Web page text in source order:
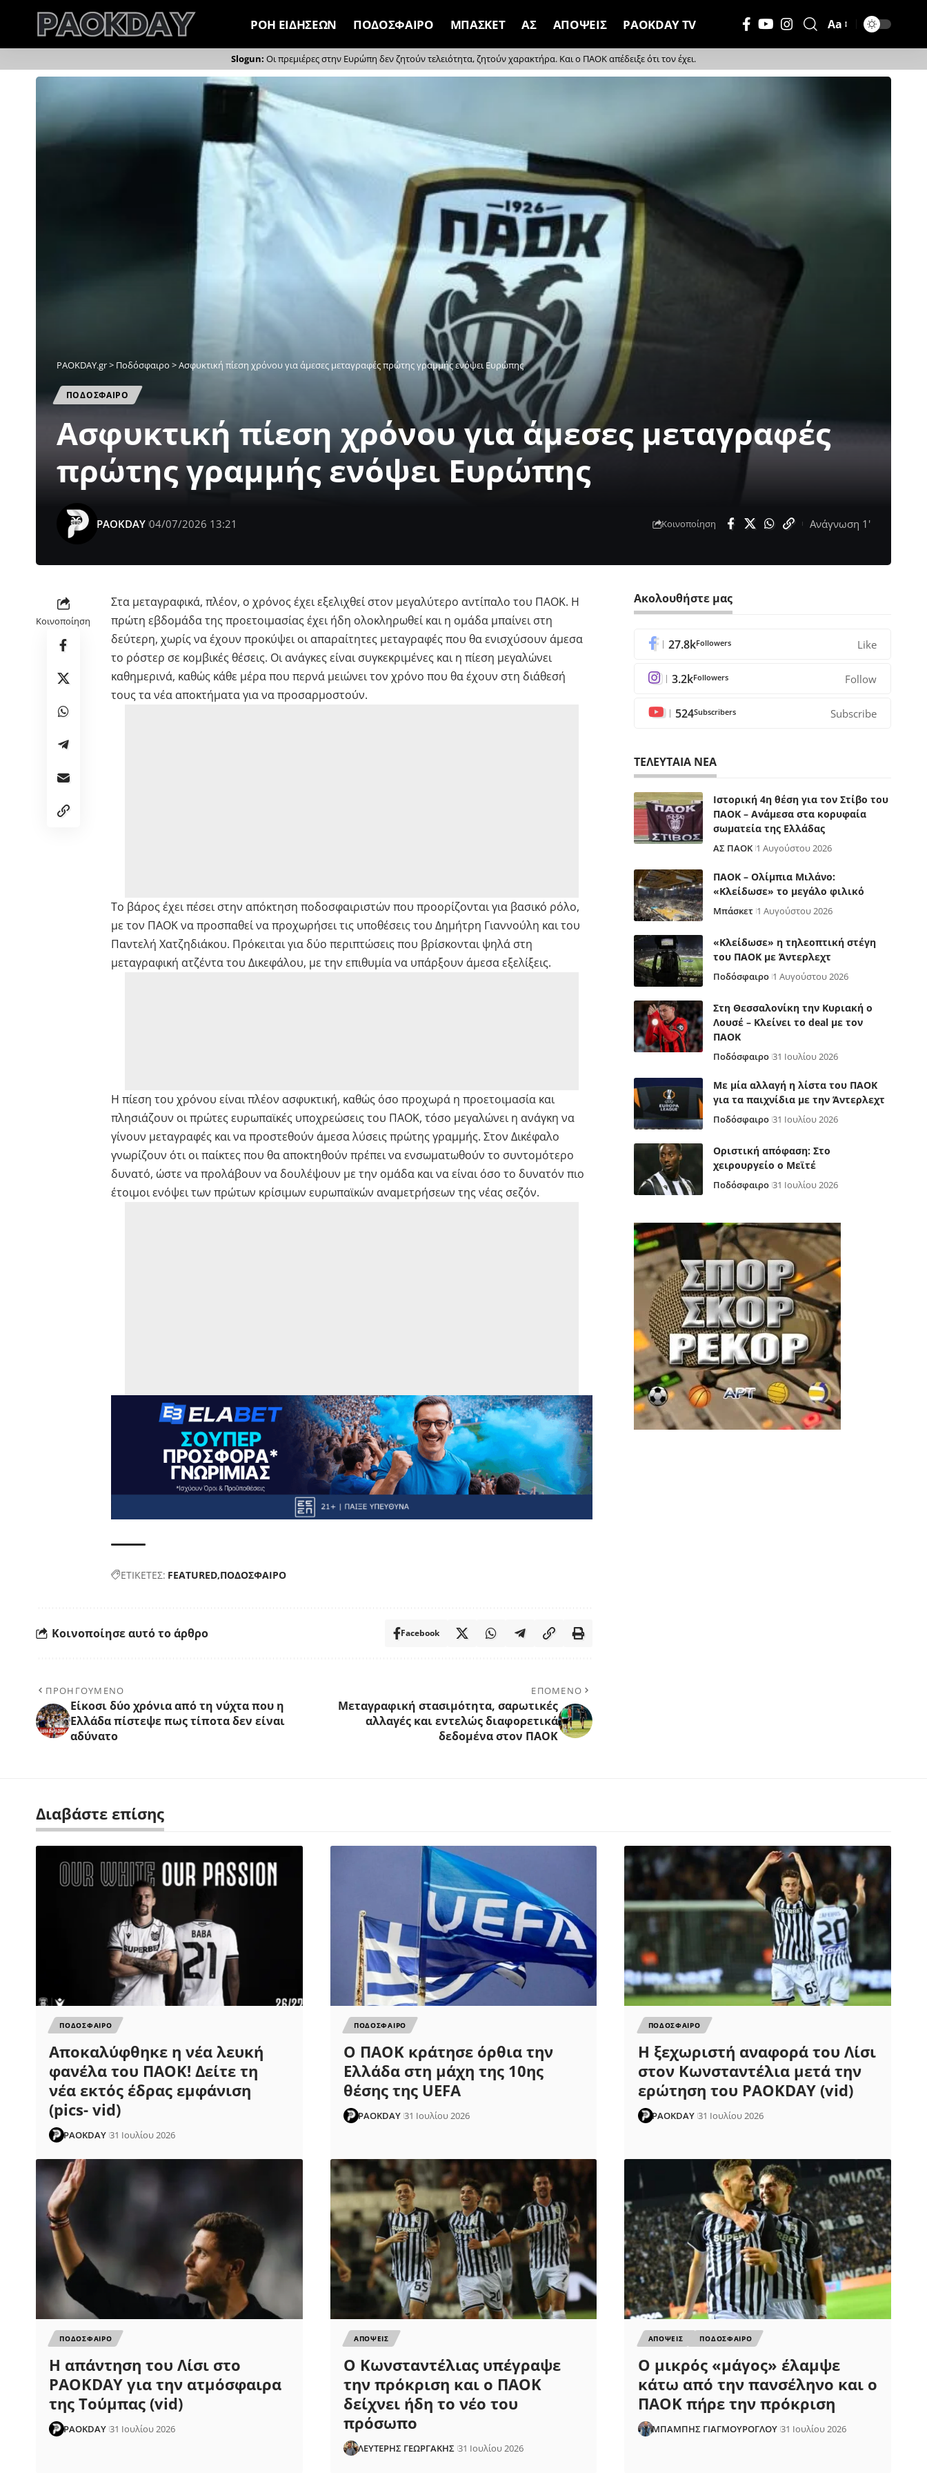
ΡΟΗ ΕΙΔΗΣΕΩΝ ΠΟΔΟΣΦΑΙΡΟ ΜΠΑΣΚΕΤ ΑΣ ΑΠΟΨΕΙΣ PAOKDAY TV
Μέγεθος
Γραμματοσειράς
Aa
Οι πρεμιέρες στην Ευρώπη δεν ζητούν τελειότητα, ζητούν χαρακτήρα. Και ο ΠΑΟΚ απέδειξε ότι τον έχει.
PAOKDAY.gr> Ποδόσφαιρο >Ασφυκτική πίεση χρόνου για άμεσες μεταγραφές πρώτης γραμμής ενόψει Ευρώπης
ΠΟΔΟΣΦΑΙΡΟ
Ασφυκτική πίεση χρόνου για άμεσες μεταγραφές
πρώτης γραμμής ενόψει Ευρώπης
PAOKDAY 04/07/2026 13:21 Κοινοποίηση Ανάγνωση 1'
Κοινοποίηση
Στα μεταγραφικά, πλέον, ο χρόνος έχει εξελιχθεί στον μεγαλύτερο αντίπαλο του ΠΑΟΚ. Η
πρώτη εβδομάδα της προετοιμασίας έχει ήδη ολοκληρωθεί και η ομάδα μπαίνει στη
δεύτερη, χωρίς να έχουν προκύψει οι απαραίτητες μεταγραφές που θα ενισχύσουν άμεσα
το ρόστερ σε κομβικές θέσεις. Οι ανάγκες είναι συγκεκριμένες και η πίεση μεγαλώνει
καθημερινά, καθώς κάθε μέρα που περνά μειώνει τον χρόνο που θα έχουν στη διάθεσή
τους τα νέα αποκτήματα για να προσαρμοστούν.
Το βάρος έχει πέσει στην απόκτηση ποδοσφαιριστών που προορίζονται για βασικό ρόλο,
με τον ΠΑΟΚ να προσπαθεί να προχωρήσει τις υποθέσεις του Δημήτρη Γιαννούλη και του
Παντελή Χατζηδιάκου. Πρόκειται για δύο περιπτώσεις που βρίσκονται ψηλά στη
μεταγραφική ατζέντα του Δικεφάλου, με την επιθυμία να υπάρξουν άμεσα εξελίξεις.
Η πίεση του χρόνου είναι πλέον ασφυκτική, καθώς όσο προχωρά η προετοιμασία και
πλησιάζουν οι πρώτες ευρωπαϊκές υποχρεώσεις του ΠΑΟΚ, τόσο μεγαλώνει η ανάγκη να
γίνουν μεταγραφές και να προστεθούν άμεσα λύσεις πρώτης γραμμής. Στον Δικέφαλο
γνωρίζουν ότι οι παίκτες που θα αποκτηθούν πρέπει να ενσωματωθούν το συντομότερο
δυνατό, ώστε να προλάβουν να δουλέψουν με την ομάδα και να είναι όσο το δυνατόν πιο
έτοιμοι ενόψει των πρώτων κρίσιμων ευρωπαϊκών αναμετρήσεων της νέας σεζόν.
ΕΤΙΚΕΤΕΣ: FEATURED ΠΟΔΟΣΦΑΙΡΟ
Κοινοποίησε αυτό το άρθρο Facebook
ΠΡΟΗΓΟΥΜΕΝΟ
Είκοσι δύο χρόνια από τη νύχτα που η
Ελλάδα πίστεψε πως τίποτα δεν είναι
αδύνατο
ΕΠΟΜΕΝΟ
Μεταγραφική στασιμότητα, σαρωτικές
αλλαγές και εντελώς διαφορετικά
δεδομένα στον ΠΑΟΚ
Ακολουθήστε μας
27.8kFollowers Like
3.2kFollowers Follow
524Subscribers Subscribe
ΤΕΛΕΥΤΑΙΑ ΝΕΑ
Ιστορική 4η θέση για τον Στίβο του
ΠΑΟΚ – Ανάμεσα στα κορυφαία
σωματεία της Ελλάδας
ΑΣ ΠΑΟΚ 1 Αυγούστου 2026
ΠΑΟΚ – Ολίμπια Μιλάνο:
«Κλείδωσε» το μεγάλο φιλικό
Μπάσκετ 1 Αυγούστου 2026
«Κλείδωσε» η τηλεοπτική στέγη
του ΠΑΟΚ με Άντερλεχτ
Ποδόσφαιρο 1 Αυγούστου 2026
Στη Θεσσαλονίκη την Κυριακή ο
Λουσέ – Κλείνει το deal με τον
ΠΑΟΚ
Ποδόσφαιρο 31 Ιουλίου 2026
Με μία αλλαγή η λίστα του ΠΑΟΚ
για τα παιχνίδια με την Άντερλεχτ
Ποδόσφαιρο 31 Ιουλίου 2026
Οριστική απόφαση: Στο
χειρουργείο ο Μεϊτέ
Ποδόσφαιρο 31 Ιουλίου 2026
Διαβάστε επίσης
ΠΟΔΟΣΦΑΙΡΟ
Αποκαλύφθηκε η νέα λευκή
φανέλα του ΠΑΟΚ! Δείτε τη
νέα εκτός έδρας εμφάνιση
(pics- vid)
PAOKDAY 31 Ιουλίου 2026
ΠΟΔΟΣΦΑΙΡΟ
Ο ΠΑΟΚ κράτησε όρθια την
Ελλάδα στη μάχη της 10ης
θέσης της UEFA
PAOKDAY 31 Ιουλίου 2026
ΠΟΔΟΣΦΑΙΡΟ
Η ξεχωριστή αναφορά του Λίσι
στον Κωνσταντέλια μετά την
ερώτηση του PAOKDAY (vid)
PAOKDAY 31 Ιουλίου 2026
ΠΟΔΟΣΦΑΙΡΟ
Η απάντηση του Λίσι στο
PAOKDAY για την ατμόσφαιρα
της Τούμπας (vid)
PAOKDAY 31 Ιουλίου 2026
ΑΠΟΨΕΙΣ
Ο Κωνσταντέλιας υπέγραψε
την πρόκριση και ο ΠΑΟΚ
δείχνει ήδη το νέο του
πρόσωπο
ΛΕΥΤΕΡΗΣ ΓΕΩΡΓΑΚΗΣ 31 Ιουλίου 2026
ΑΠΟΨΕΙΣ ΠΟΔΟΣΦΑΙΡΟ
Ο μικρός «μάγος» έλαμψε
κάτω από την πανσέληνο και ο
ΠΑΟΚ πήρε την πρόκριση
ΜΠΑΜΠΗΣ ΓΙΑΓΜΟΥΡΟΓΛΟΥ 31 Ιουλίου 2026